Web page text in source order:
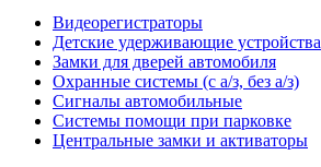
Видеорегистраторы
Детские удерживающие устройства
Замки для дверей автомобиля
Охранные системы (с а/з, без а/з)
Сигналы автомобильные
Системы помощи при парковке
Центральные замки и активаторы